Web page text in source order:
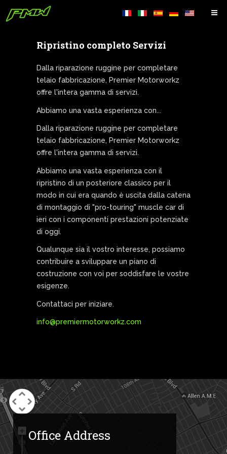
Ripristino completo Servizi
Dalla riparazione ruggine per completare
telaio fabbricazione, Premier Motorworkz
offre l'intera gamma di servizi.
Abbiamo una vasta esperienza con...
Dalla riparazione ruggine per completare
telaio fabbricazione, Premier Motorworkz
offre l'intera gamma di servizi.
Abbiamo una vasta esperienza con il
ripristino di un posteriore classico per il
modo in cui era quando è uscita dalla catena
di montaggio di "pro-touring" muscle car di
ieri con i componenti prestazioni potenziate
di oggi.
Qualunque sia il vostro interesse, possiamo
contribuire a sviluppare un piano di
costruzione con voi per soddisfare le vostre
esigenze.
Contattaci per iniziare.
info@premiermotorworkz.com
Office Address